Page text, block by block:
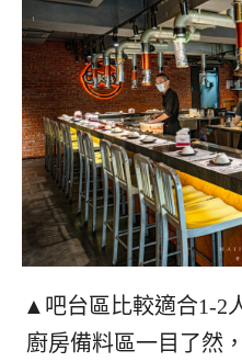
▲吧台區比較適合1-2
廚房備料區一目了然